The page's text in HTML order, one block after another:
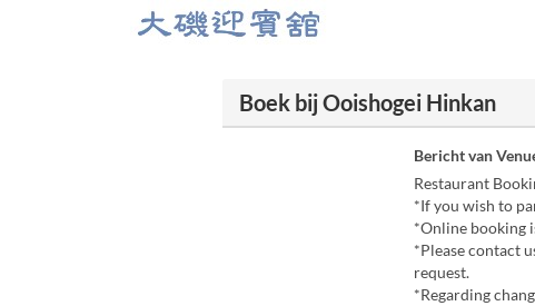
Boek bij Ooishogei Hinkan
Bericht van
Restaurant
*If you wish to
*Online booking
*Please contact
request.
*Regarding